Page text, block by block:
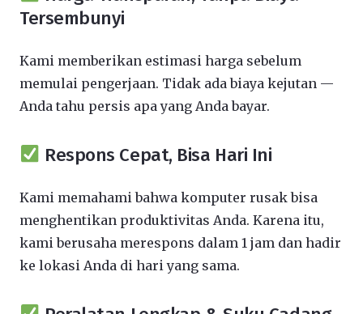
Tersembunyi
Kami memberikan estimasi harga sebelum
memulai pengerjaan. Tidak ada biaya kejutan —
Anda tahu persis apa yang Anda bayar.
Respons Cepat, Bisa Hari Ini
Kami memahami bahwa komputer rusak bisa
menghentikan produktivitas Anda. Karena itu,
kami berusaha merespons dalam 1 jam dan hadir
ke lokasi Anda di hari yang sama.